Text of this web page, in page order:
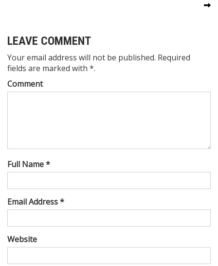
LEAVE COMMENT
Your email address will not be published. Required
fields are marked with *.
Comment
Full Name *
Email Address *
Website